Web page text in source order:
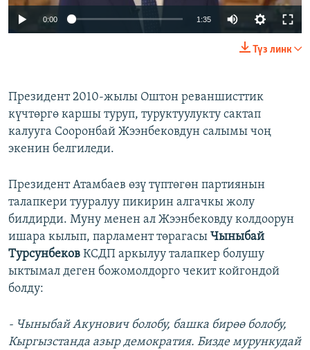
0:00 1:35
Түз линк
​Президент 2010-жылы Оштон реваншисттик
күчтөргө каршы туруп, туруктуулукту сактап
калууга Сооронбай Жээнбековдун салымы чоң
экенин белгиледи.
Президент Атамбаев өзү түптөгөн партиянын
талапкери тууралуу пикирин алгачкы жолу
билдирди. Муну менен ал Жээнбековду колдоорун
ишара кылып, парламент төрагасы Чыныбай
Турсунбеков КСДП аркылуу талапкер болушу
ыктымал деген божомолдорго чекит койгондой
болду:
- Чыныбай Акунович болобу, башка бирөө болобу,
Кыргызстанда азыр демократия. Бизде мурункудай